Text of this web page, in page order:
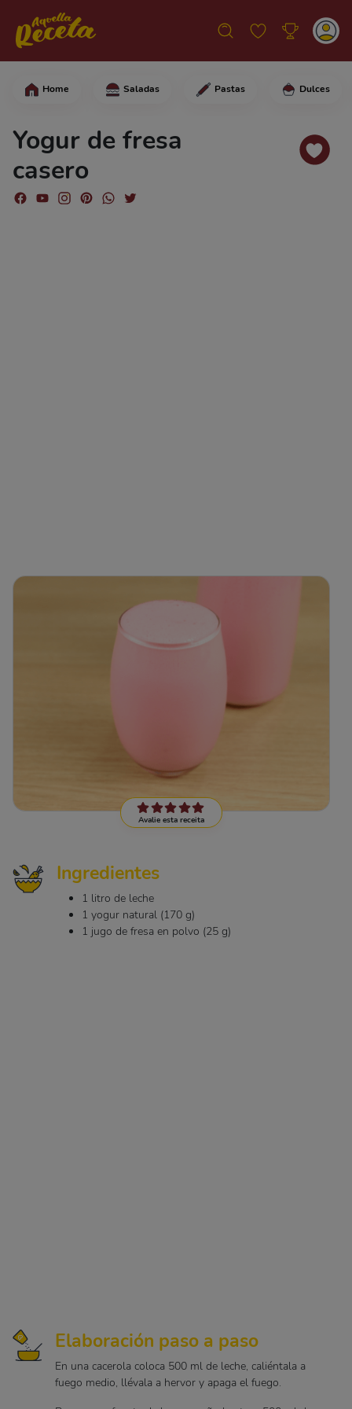
Home Saladas Pastas Dulces
Yogur de fresa
casero
En una cacerola coloca 500 ml de
Avalie esta receita
Ingredientes
1 litro de leche
1 yogur natural (170 g)
1 jugo de fresa en polvo (25 g)
Elaboración paso a paso
En una cacerola coloca 500 ml de leche, caliéntala a
fuego medio, llévala a hervor y apaga el fuego.